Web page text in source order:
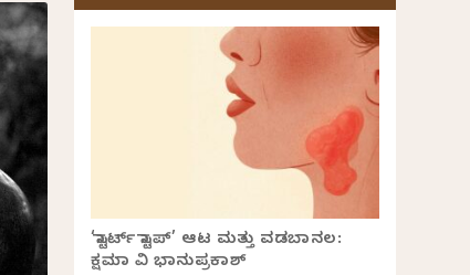
‘ಸ್ಟಾರ್ಟ್ ಸ್ಟಾಪ್’ ಆಟ ಮತ್ತು ವಡಬಾನಲ:
ಕ್ಷಮಾ ವಿ ಭಾನುಪ್ರಕಾಶ್